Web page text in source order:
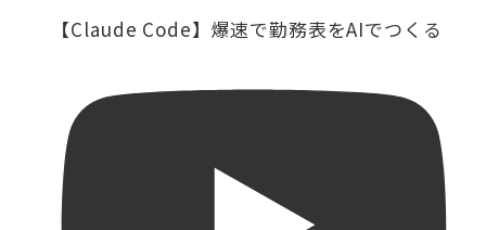
【Claude Code】爆速で勤務表をAIでつくる